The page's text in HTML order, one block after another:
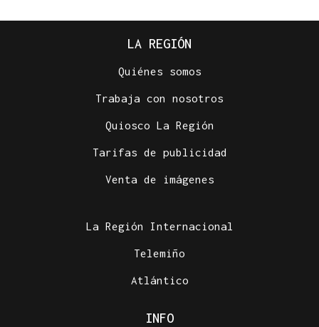
LA REGIÓN
Quiénes somos
Trabaja con nosotros
Quiosco La Región
Tarifas de publicidad
Venta de imágenes
La Región Internacional
Telemiño
Atlántico
INFO